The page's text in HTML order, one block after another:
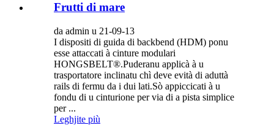
Frutti di mare
da admin u 21-09-13
I dispositi di guida di backbend (HDM) ponu
esse attaccati à cinture modulari
HONGSBELT®.Puderanu applicà à u
trasportatore inclinatu chì deve evità di aduttà
rails di fermu da i dui lati.Sò appiccicati à u
fondu di u cinturione per via di a pista simplice
per ...
Leghjite più